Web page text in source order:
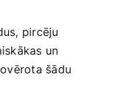
pircēju
‌un
šādu